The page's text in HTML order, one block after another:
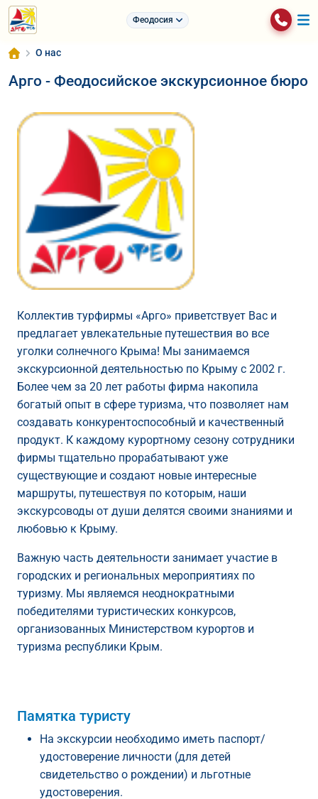
Феодосия
О нас
Арго - Феодосийское экскурсионное бюро
Коллектив турфирмы «Арго» приветствует Вас и
предлагает увлекательные путешествия во все
уголки солнечного Крыма! Мы занимаемся
экскурсионной деятельностью по Крыму с 2002 г.
Более чем за 20 лет работы фирма накопила
богатый опыт в сфере туризма, что позволяет нам
создавать конкурентоспособный и качественный
продукт. К каждому курортному сезону сотрудники
фирмы тщательно прорабатывают уже
существующие и создают новые интересные
маршруты, путешествуя по которым, наши
экскурсоводы от души делятся своими знаниями и
любовью к Крыму.
Важную часть деятельности занимает участие в
городских и региональных мероприятиях по
туризму. Мы являемся неоднократными
победителями туристических конкурсов,
организованных Министерством курортов и
туризма республики Крым.
Памятка туристу
На экскурсии необходимо иметь паспорт/
удостоверение личности (для детей
свидетельство о рождении) и льготные
удостоверения.